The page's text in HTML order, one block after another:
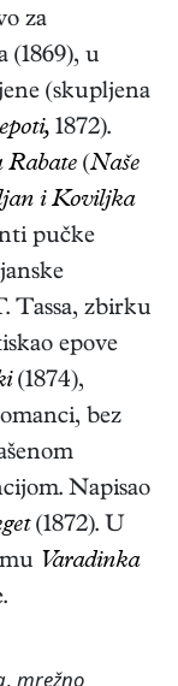
za
(1869), u
(skupljena
1872).
Rabate (Naše
i Koviljka
pučke
Tassa, zbirku
epove
(1874),
bez
Napisao
(1872). U
Varadinka
, mrežno